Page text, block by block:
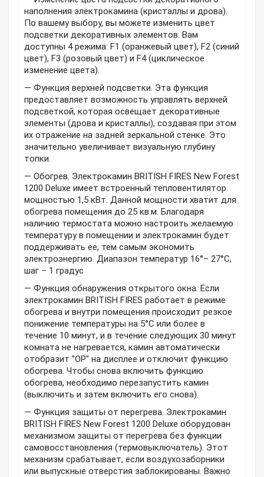
наполнения электрокамина (кристаллы и дрова).
По вашему выбору, вы можете изменить цвет
подсветки декоративных элементов. Вам
доступны 4 режима: F1 (оранжевый цвет), F2 (синий
цвет), F3 (розовый цвет) и F4 (циклическое
изменение цвета).
— Функция верхней подсветки. Эта функция
предоставляет возможность управлять верхней
подсветкой, которая освещает декоративные
элементы (дрова и кристаллы), создавая при этом
их отражение на задней зеркальной стенке. Это
значительно увеличивает визуальную глубину
топки.
— Обогрев. Электрокамин BRITISH FIRES New Forest
1200 Deluxe имеет встроенный тепловентилятор
мощностью 1,5 кВт. Данной мощности хватит для
обогрева помещения до 25 кв.м. Благодаря
наличию термостата можно настроить желаемую
температуру в помещении и электрокамин будет
поддерживать ее, тем самым экономить
электроэнергию. Диапазон температур 16°– 27°C,
шаг – 1 градус
— Функция обнаружения открытого окна. Если
электрокамин BRITISH FIRES работает в режиме
обогрева и внутри помещения происходит резкое
понижение температуры на 5°C или более в
течение 10 минут, и в течение следующих 30 минут
комната не нагревается, камин автоматически
отобразит "OP" на дисплее и отключит функцию
обогрева. Чтобы снова включить функцию
обогрева, необходимо перезапустить камин
(выключить и затем включить его снова).
— Функция защиты от перегрева. Электрокамин
BRITISH FIRES New Forest 1200 Deluxe оборудован
механизмом защиты от перегрева без функции
самовосстановления (термовыключатель). Этот
механизм срабатывает, если воздухозаборники
или выпускные отверстия заблокированы. Важно